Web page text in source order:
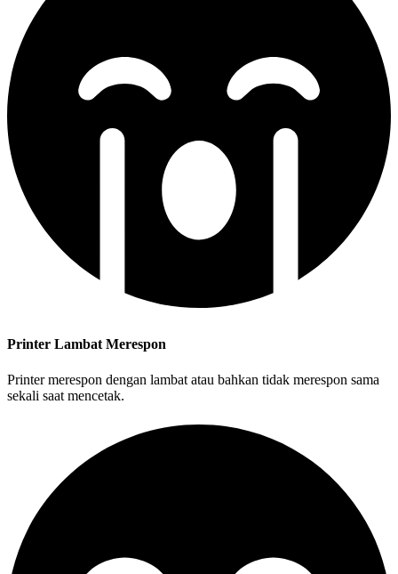
Printer Lambat Merespon
Printer merespon dengan lambat atau bahkan tidak merespon sama
sekali saat mencetak.